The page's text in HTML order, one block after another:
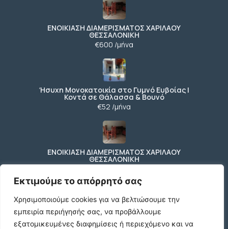
Εκτιμούμε το απόρρητό σας
Χρησιμοποιούμε cookies για να βελτιώσουμε την
εμπειρία περιήγησής σας, να προβάλλουμε
εξατομικευμένες διαφημίσεις ή περιεχόμενο και να
ΕΝΟΙΚΙΑΣΗ ΔΙΑΜΕΡΙΣΜΑΤΟΣ ΧΑΡΙΛΑΟΥ
ΘΕΣΣΑΛΟΝΙΚΗ
€600 /μήνα
Ήσυχη Μονοκατοικία στο Γυμνό Ευβοίας |
Κοντά σε Θάλασσα & Βουνό
€52 /μήνα
ΕΝΟΙΚΙΑΣΗ ΔΙΑΜΕΡΙΣΜΑΤΟΣ ΧΑΡΙΛΑΟΥ
ΘΕΣΣΑΛΟΝΙΚΗ
Κωδικος ακινητου Μ480 καταστημα στον
Ευοσμο